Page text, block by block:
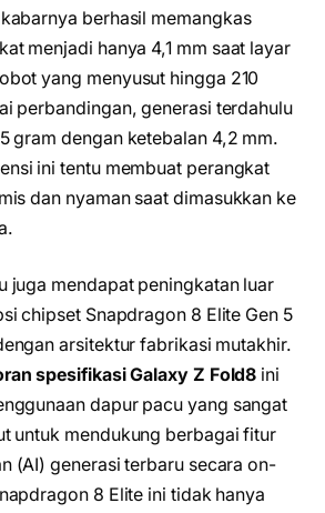
berhasil memangkas
menjadi hanya 4,1 mm saat layar
yang menyusut hingga 210
perbandingan, generasi terdahulu
gram dengan ketebalan 4,2 mm.
ini tentu membuat perangkat
dan nyaman saat dimasukkan ke
juga mendapat peningkatan luar
chipset Snapdragon 8 Elite Gen 5
arsitektur fabrikasi mutakhir.
spesifikasi Galaxy Z Fold8 ini
dapur pacu yang sangat
untuk mendukung berbagai fitur
(AI) generasi terbaru secara on-
8 Elite ini tidak hanya